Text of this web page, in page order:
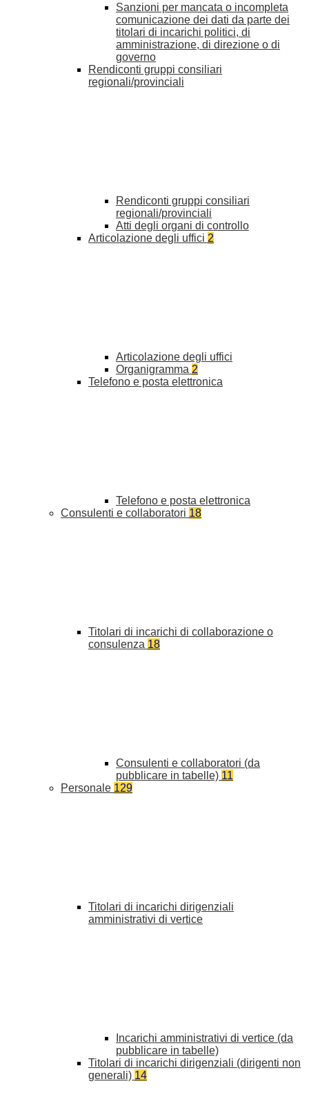
Sanzioni per mancata o incompleta
comunicazione dei dati da parte dei
titolari di incarichi politici, di
amministrazione, di direzione o di
governo
Rendiconti gruppi consiliari
regionali/provinciali
Rendiconti gruppi consiliari
regionali/provinciali
Atti degli organi di controllo
Articolazione degli uffici 2
Articolazione degli uffici
Organigramma 2
Telefono e posta elettronica
Telefono e posta elettronica
Consulenti e collaboratori 18
Titolari di incarichi di collaborazione o
consulenza 18
Consulenti e collaboratori (da
pubblicare in tabelle) 11
Personale 129
Titolari di incarichi dirigenziali
amministrativi di vertice
Incarichi amministrativi di vertice (da
pubblicare in tabelle)
Titolari di incarichi dirigenziali (dirigenti non
generali) 14